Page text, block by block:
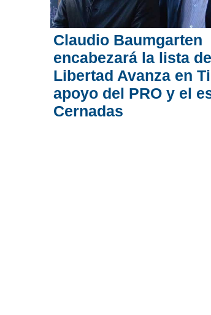
Claudio Baumgarten
encabezará la lista
Libertad Avanza en
apoyo del PRO y el
Cernadas